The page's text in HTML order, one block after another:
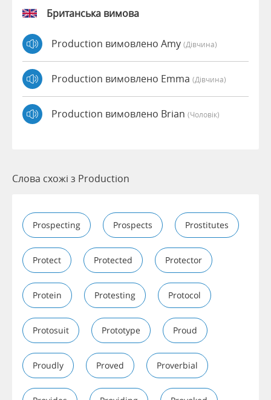
Британська вимова
Production вимовлено Amy (дівчина)
Production вимовлено Emma (дівчина)
Production вимовлено Brian (чоловік)
Слова схожі з Production
Prospecting Prospects Prostitutes
Protect Protected Protector
Protein Protesting Protocol
Protosuit Prototype Proud
Proudly Proved Proverbial